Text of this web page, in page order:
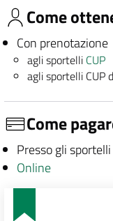
Come
Con prenotazione
agli sportelli CUP
agli sportelli
Come
Presso gli sportelli
Online